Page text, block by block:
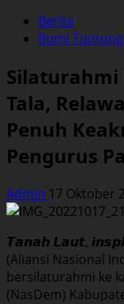
Berita
Bumi
Silaturahmi
Tala,
Penuh
Pengurus
Admin 17 Oktober
𝙏𝙖𝙣𝙖𝙝 𝙇𝙖𝙪𝙩,
(Aliansi Nasional
bersilaturahmi ke
(NasDem)